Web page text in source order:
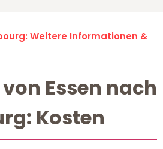
Weitere Informationen &
Essen nach
Kosten